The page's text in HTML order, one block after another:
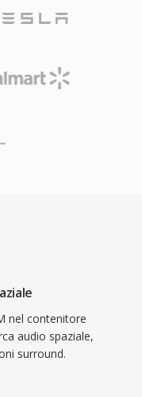
nel contenitore
audio spaziale,
surround.